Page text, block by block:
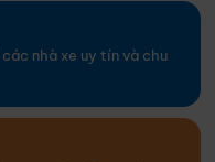
nhà xe uy tín và chu